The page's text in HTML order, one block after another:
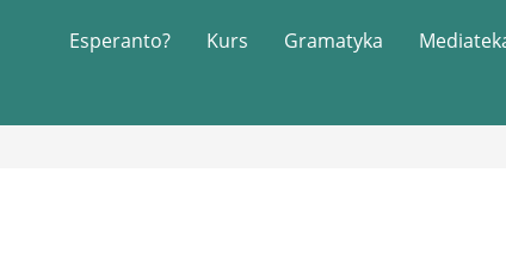
Esperanto? Kurs Gramatyka